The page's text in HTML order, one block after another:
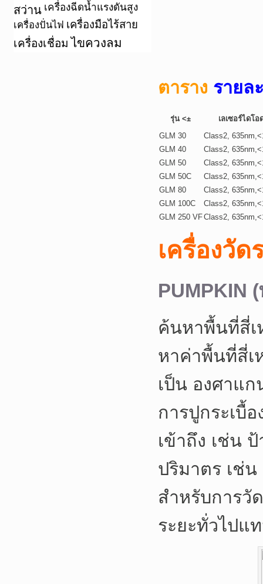
สว่าน เครื่องฉีดน้ำแรงดันสูง
เครื่องปั่นไฟ เครื่องมือไร้สาย
เครื่องเชื่อม ไขควงลม
ตาราง รายล
รุ่น <±
เลเซอร์ไดโอ
GLM 30
Class2,
GLM 40
Class2,
GLM 50
Class2,
GLM 50C
Class2,
GLM 80
Class2,
GLM 100C
Class2,
GLM 250 VFClass2,
เครื่องวัด
PUMPKIN
ค้นหาพื้นที่สี่เ
หาค่าพื้นที่สี่เ
เป็น องศาแ
การปูกระเบื้
เข้าถึง เช่น
ปริมาตร เช่
สำหรับการวั
ระยะทั่วไปแ